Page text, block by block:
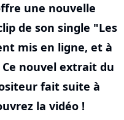
une nouvelle
de son single "Les
mis en ligne, et à
nouvel extrait du
fait suite à
la vidéo !